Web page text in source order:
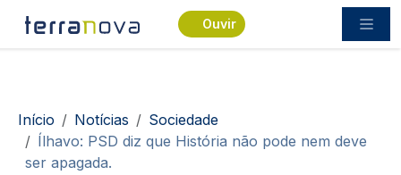
Passar para o conteúdo principal
Ouvir
Navegação estrutural
Início Notícias
Sociedade
Ílhavo: PSD diz que História não pode nem deve
ser apagada.